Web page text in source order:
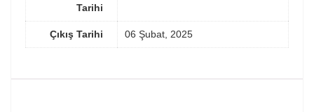
Tarihi
Çıkış Tarihi 06 Şubat, 2025